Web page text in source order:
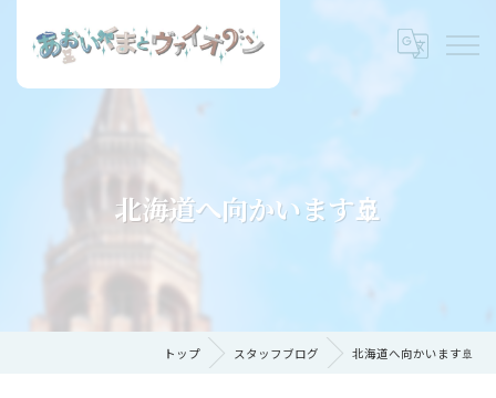
北海道へ向かいます🚢
トップ スタッフブログ 北海道へ向かいます🚢